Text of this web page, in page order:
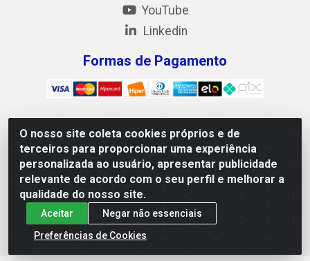
O nosso site coleta cookies próprios e de
terceiros para proporcionar uma experiência
personalizada ao usuário, apresentar publicidade
relevante de acordo com o seu perfil e melhorar a
qualidade do nosso site.
Aceitar
Negar não essenciais
Preferências de Cookies
YouTube
Linkedin
Formas de Pagamento
Mix Alimentos LTDA - Quadra Asr Ne 55 (412 Norte), Alameda
02, S/N - Plano Diretor Norte, Palmas/TO - CEP 77.006-540 -
CNPJ 05.922.500/0001-02